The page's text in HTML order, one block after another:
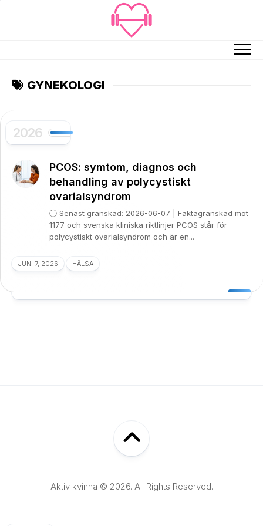
GYNEKOLOGI
2026
PCOS: symtom, diagnos och
behandling av polycystiskt
ovarialsyndrom
ⓘ Senast granskad: 2026-06-07 | Faktagranskad mot
1177 och svenska kliniska riktlinjer PCOS står för
polycystiskt ovarialsyndrom och är en...
JUNI 7, 2026 HÄLSA
Aktiv kvinna © 2026. All Rights Reserved.